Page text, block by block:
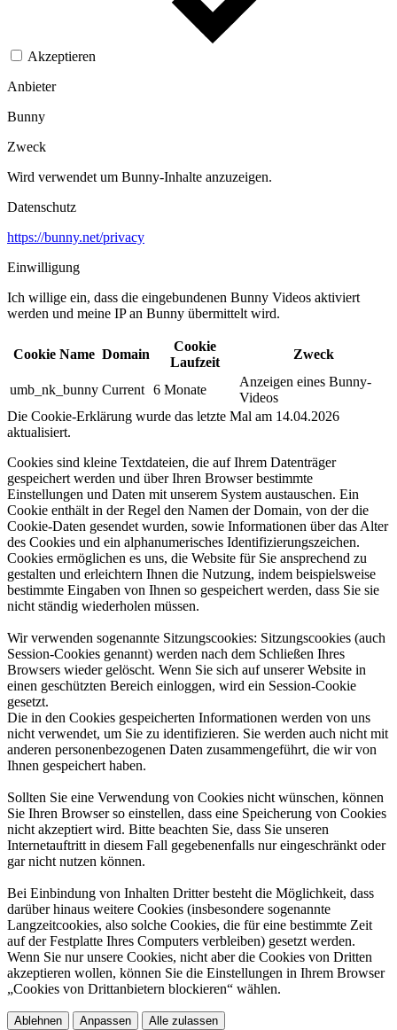
Akzeptieren
Anbieter
Bunny
Zweck
Wird verwendet um Bunny-Inhalte anzuzeigen.​
Datenschutz
https://bunny.net/privacy
Einwilligung
Ich willige ein, dass die eingebundenen Bunny Videos aktiviert
werden und meine IP an Bunny übermittelt wird.​
Cookie Name Domain
Cookie
Laufzeit
Zweck
umb_nk_bunny Current 6 Monate
Anzeigen eines Bunny-
Videos
Die Cookie-Erklärung wurde das letzte Mal am 14.04.2026
aktualisiert.
Cookies sind kleine Textdateien, die auf Ihrem Datenträger
gespeichert werden und über Ihren Browser bestimmte
Einstellungen und Daten mit unserem System austauschen. Ein
Cookie enthält in der Regel den Namen der Domain, von der die
Cookie-Daten gesendet wurden, sowie Informationen über das Alter
des Cookies und ein alphanumerisches Identifizierungszeichen.
Cookies ermöglichen es uns, die Website für Sie ansprechend zu
gestalten und erleichtern Ihnen die Nutzung, indem beispielsweise
bestimmte Eingaben von Ihnen so gespeichert werden, dass Sie sie
nicht ständig wiederholen müssen.​
Wir verwenden sogenannte Sitzungscookies: Sitzungscookies (auch
Session-Cookies genannt) werden nach dem Schließen Ihres
Browsers wieder gelöscht. Wenn Sie sich auf unserer Website in
einen geschützten Bereich einloggen, wird ein Session-Cookie
gesetzt.​
Die in den Cookies gespeicherten Informationen werden von uns
nicht verwendet, um Sie zu identifizieren. Sie werden auch nicht mit
anderen personenbezogenen Daten zusammengeführt, die wir von
Ihnen gespeichert haben.​
Sollten Sie eine Verwendung von Cookies nicht wünschen, können
Sie Ihren Browser so einstellen, dass eine Speicherung von Cookies
nicht akzeptiert wird. Bitte beachten Sie, dass Sie unseren
Internetauftritt in diesem Fall gegebenenfalls nur eingeschränkt oder
gar nicht nutzen können.​
Bei Einbindung von Inhalten Dritter besteht die Möglichkeit, dass
darüber hinaus weitere Cookies (insbesondere sogenannte
Langzeitcookies, also solche Cookies, die für eine bestimmte Zeit
auf der Festplatte Ihres Computers verbleiben) gesetzt werden.
Wenn Sie nur unsere Cookies, nicht aber die Cookies von Dritten
akzeptieren wollen, können Sie die Einstellungen in Ihrem Browser
„Cookies von Drittanbietern blockieren“ wählen.​
Ablehnen Anpassen Alle zulassen